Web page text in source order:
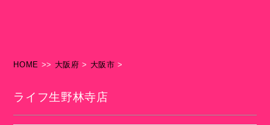
HOME >> 大阪府 > 大阪市 >
ライフ生野林寺店